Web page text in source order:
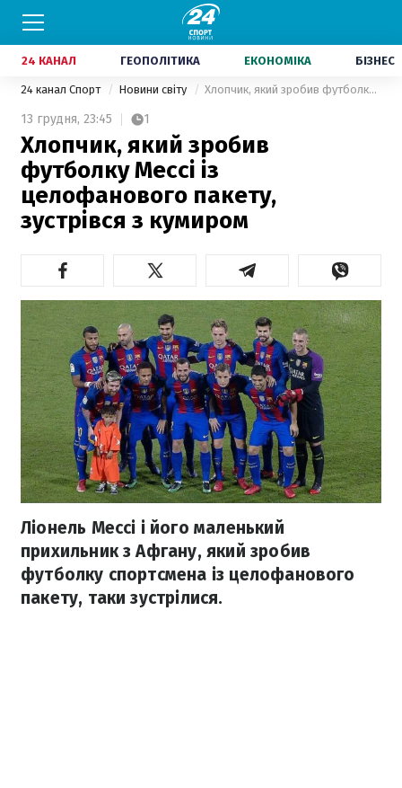
24 КАНАЛ ГЕОПОЛІТИКА ЕКОНОМІКА БІЗНЕС
24 канал Спорт Новини світу Хлопчик, який зробив футболку Мессі із целофанового пакету, зустрівся з кумиром
13 грудня, 23:45 1
Хлопчик, який зробив
футболку Мессі із
целофанового пакету,
зустрівся з кумиром
Ліонель Мессі і його маленький
прихильник з Афгану, який зробив
футболку спортсмена із целофанового
пакету, таки зустрілися.